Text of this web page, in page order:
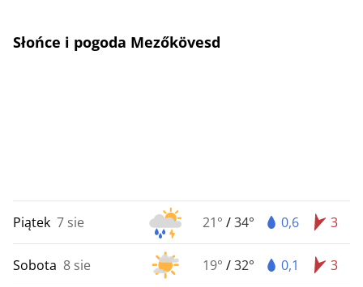
Słońce i pogoda Mezőkövesd
Piątek 7 sie 21° /34° 0,6 3
Sobota 8 sie 19° /32° 0,1 3